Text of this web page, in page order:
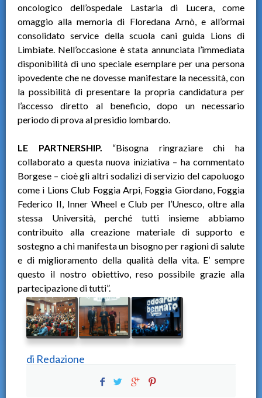
oncologico dell’ospedale Lastaria di Lucera, come
omaggio alla memoria di Floredana Arnò, e all’ormai
consolidato service della scuola cani guida Lions di
Limbiate. Nell’occasione è stata annunciata l’immediata
disponibilità di uno speciale esemplare per una persona
ipovedente che ne dovesse manifestare la necessità, con
la possibilità di presentare la propria candidatura per
l’accesso diretto al beneficio, dopo un necessario
periodo di prova al presidio lombardo.
LE PARTNERSHIP. “Bisogna ringraziare chi ha
collaborato a questa nuova iniziativa – ha commentato
Borgese – cioè gli altri sodalizi di servizio del capoluogo
come i Lions Club Foggia Arpi, Foggia Giordano, Foggia
Federico II, Inner Wheel e Club per l’Unesco, oltre alla
stessa Università, perché tutti insieme abbiamo
contribuito alla creazione materiale di supporto e
sostegno a chi manifesta un bisogno per ragioni di salute
e di miglioramento della qualità della vita. E’ sempre
questo il nostro obiettivo, reso possibile grazie alla
partecipazione di tutti”.
di Redazione